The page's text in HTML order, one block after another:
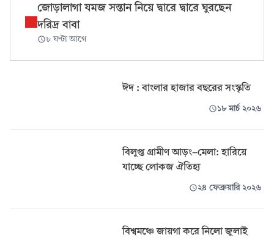
জোড়ালাগা যমজ সন্তান নিয়ে দ্বারে দ্বারে ঘুরছেন
দরিদ্র বাবা
৮ ঘণ্টা আগে
ঈদ : বাংলার হাজার বছরের সংস্কৃতি
১৮ মার্চ ২০২৬
বিলুপ্ত গ্রামীণ আড়ং-মেলা: হারিয়ে
যাচ্ছে লোকজ ঐতিহ্য
২৪ ফেব্রুয়ারি ২০২৬
বিশ্বমঞ্চে জায়গা করে নিলো জুলাই